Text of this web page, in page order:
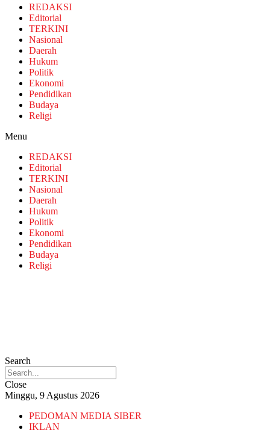
REDAKSI
Editorial
TERKINI
Nasional
Daerah
Hukum
Politik
Ekonomi
Pendidikan
Budaya
Religi
Menu
REDAKSI
Editorial
TERKINI
Nasional
Daerah
Hukum
Politik
Ekonomi
Pendidikan
Budaya
Religi
Search
Close
Minggu, 9 Agustus 2026
PEDOMAN MEDIA SIBER
IKLAN